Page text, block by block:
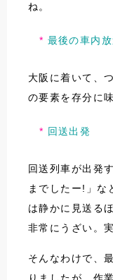
ね。
最後の車内放
大阪に着いて、
の要素を存分に
回送出発
回送列車が出発
までしたー!」な
は静かに見送る
非常にうざい。
そんなわけで、